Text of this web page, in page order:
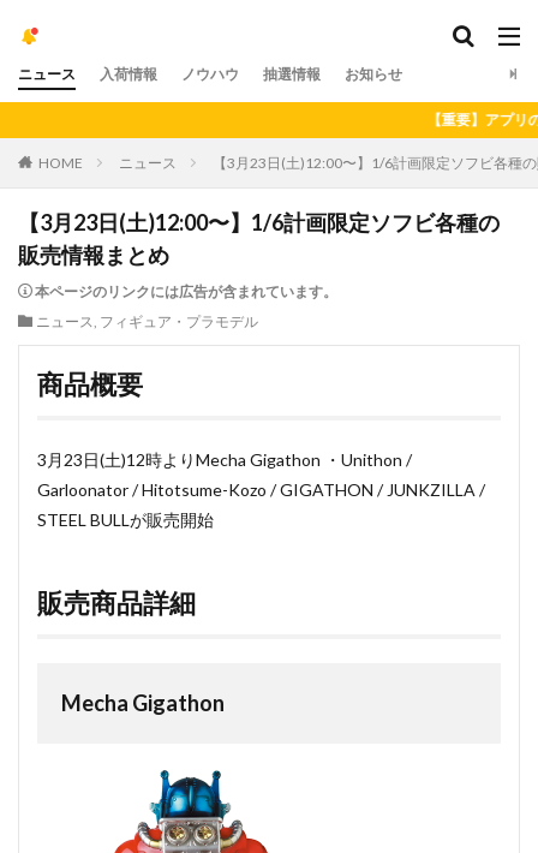
ニュース 入荷情報 ノウハウ 抽選情報 お知らせ
【重要】アプリの最新バージ
HOME ニュース 【3月23日(土)12:00〜】1/6計画限定ソフビ各種
【3月23日(土)12:00〜】1/6計画限定ソフビ各種の
販売情報まとめ
本ページのリンクには広告が含まれています。
ニュース, フィギュア・プラモデル
商品概要
3月23日(土)12時よりMecha Gigathon ・Unithon /
Garloonator / Hitotsume-Kozo / GIGATHON / JUNKZILLA /
STEEL BULLが販売開始
販売商品詳細
Mecha Gigathon